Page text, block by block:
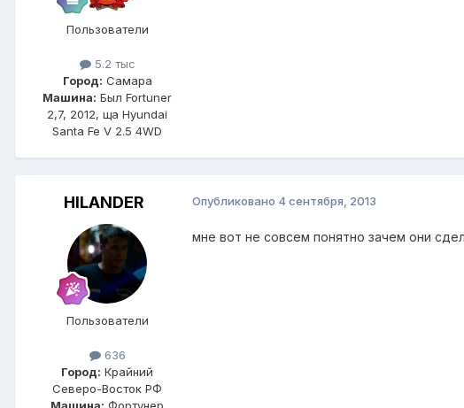
Пользователи
5.2 тыс
Город: Самара
Машина: Был Fortuner
2,7, 2012, ща Hyundai
Santa Fe V 2.5 4WD
HILANDER
Пользователи
636
Город: Крайний
Северо-Восток РФ
Опубликовано 4 сентября, 2013
мне вот не совсем понятно зачем они